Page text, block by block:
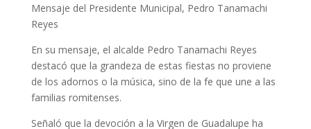
Mensaje del Presidente Municipal, Pedro Tanamachi
Reyes
En su mensaje, el alcalde Pedro Tanamachi Reyes
destacó que la grandeza de estas fiestas no proviene
de los adornos o la música, sino de la fe que une a las
familias romitenses.
Señaló que la devoción a la Virgen de Guadalupe ha